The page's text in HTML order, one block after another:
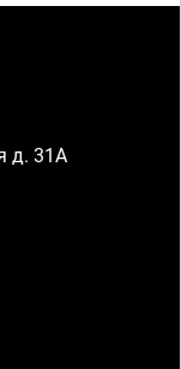
д. 31А